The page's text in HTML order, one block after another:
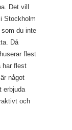
Det vill
Stockholm
du inte
Då
flest
har flest
något
erbjuda
och